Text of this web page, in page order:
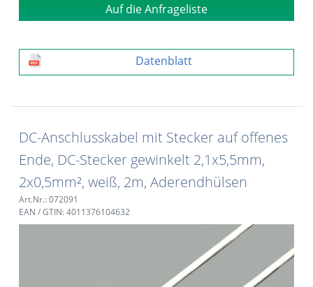
Auf die Anfrageliste
Datenblatt
DC-Anschlusskabel mit Stecker auf offenes
Ende, DC-Stecker gewinkelt 2,1x5,5mm,
2x0,5mm², weiß, 2m, Aderendhülsen
Art.Nr.: 072091
EAN / GTIN: 4011376104632